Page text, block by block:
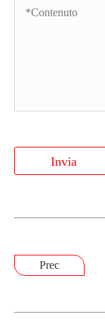
Invia
Prec